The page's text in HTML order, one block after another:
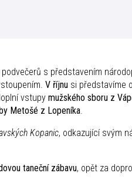
s představením
V říjnu si představíme
vstupy mužského sboru z
Metošé z Lopeníka.
Kopanic, odkazující svým
taneční zábavu, opět za